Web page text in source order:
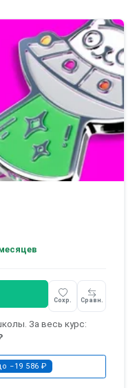
Сохр. Сравн.
За весь курс:
−19 586 ₽